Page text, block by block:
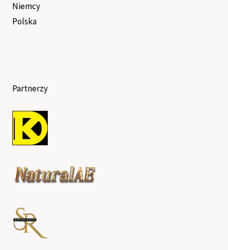
Niemcy
Polska
Partnerzy